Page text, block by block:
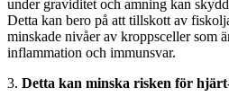
under graviditet och amning kan
Detta kan bero på att tillskott av
minskade nivåer av kroppsceller som
inflammation och immunsvar.
3. Detta kan minska risken för